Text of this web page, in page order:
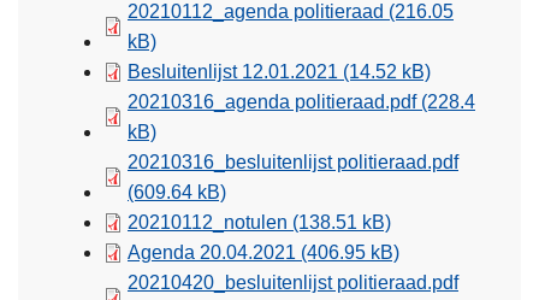
20210112_agenda politieraad (216.05
kB)
Besluitenlijst 12.01.2021 (14.52 kB)
20210316_agenda politieraad.pdf (228.4
kB)
20210316_besluitenlijst politieraad.pdf
(609.64 kB)
20210112_notulen (138.51 kB)
Agenda 20.04.2021 (406.95 kB)
20210420_besluitenlijst politieraad.pdf